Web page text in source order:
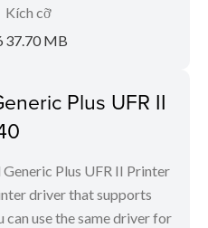
Kích cỡ
37.70 MB
Plus UFR II
Plus UFR II Printer
driver that supports
can use the same driver for